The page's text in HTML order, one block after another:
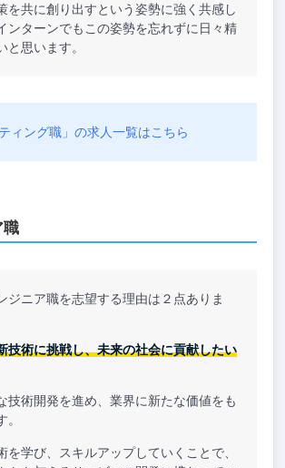
を共に創り出すという姿勢に強く共感し
ンターンでもこの姿勢を忘れずに日々精
と思います。
ィング職」の求人一覧はこちら
ジニア職を志望する理由は２点ありま
技術に挑戦し、未来の社会に貢献したい
技術開発を進め、業界に新たな価値をも
を学び、スキルアップしていくことで、